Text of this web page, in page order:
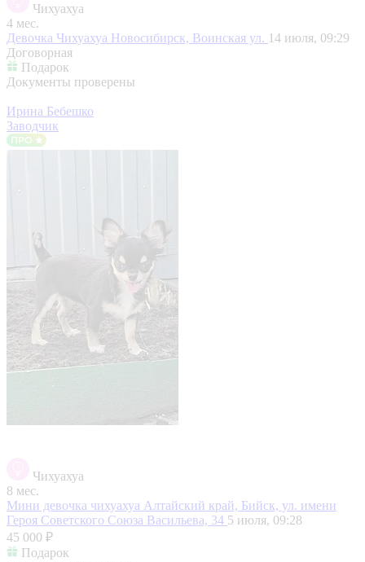
Чихуахуа
4 мес.
Девочка Чихуахуа Новосибирск, Воинская ул. 14 июля, 09:29
Договорная
Подарок
Документы проверены
Ирина Бебешко
Заводчик
Чихуахуа
8 мес.
Мини девочка чихуахуа Алтайский край, Бийск, ул. имени
Героя Советского Союза Васильева, 34 5 июля, 09:28
45 000 ₽
Подарок